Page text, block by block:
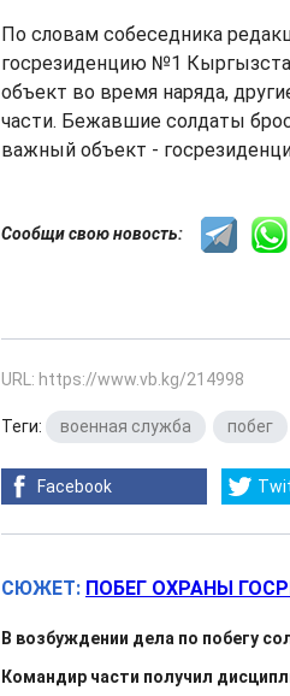
По словам собеседника
госрезиденцию №1
объект во время наряда,
части. Бежавшие солдаты
важный объект -
Сообщи свою новость:
URL: https://www.vb.kg/214998
Теги: военная служба побег
Facebook
СЮЖЕТ: ПОБЕГ ОХРАНЫ
В возбуждении дела по побегу
Командир части получил